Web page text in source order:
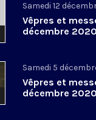
Samedi 12
Vêpres et
décembre
Samedi 5
Vêpres et
décembre